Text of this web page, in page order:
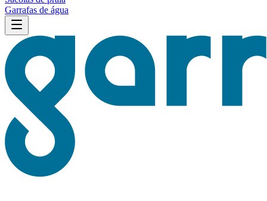
Garrafas de água